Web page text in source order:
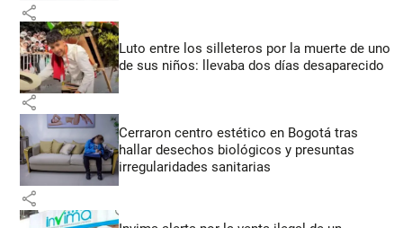
share
Luto entre los silleteros por la muerte de uno
de sus niños: llevaba dos días desaparecido
share
Cerraron centro estético en Bogotá tras
hallar desechos biológicos y presuntas
irregularidades sanitarias
share